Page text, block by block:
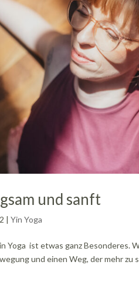
und sanft
|Yin Yoga
Yoga ist etwas ganz
und einen Weg, der mehr